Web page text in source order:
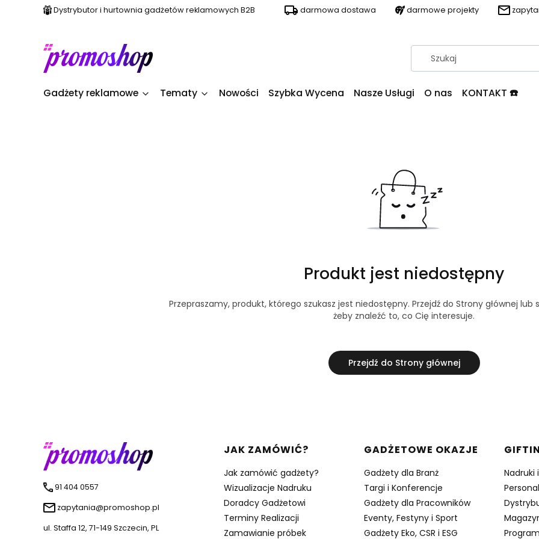
Dystrybutor i hurtownia gadżetów reklamowych B2B darmowa dostawa darmowe projekty
Gadżety reklamowe Tematy Nowości Szybka Wycena Nasze Usługi O nas KONTAKT ☎️
Produkt jest niedostępny
Przepraszamy, produkt, którego szukasz jest niedostępny. Przejdź do Strony głównej lub
żeby znaleźć to, co Cię interesuje.
Przejdź do Strony głównej
91 404 0557
zapytania@promoshop.pl
ul. Staffa 12, 71-149 Szczecin, PL
Linki w stopce
JAK ZAMÓWIĆ?
Jak zamówić gadżety?
Wizualizacje Nadruku
Doradcy Gadżetowi
Terminy Realizacji
Zamawianie próbek
GADŻETOWE OKAZJE
Gadżety dla Branż
Targi i Konferencje
Gadżety dla Pracowników
Eventy, Festyny i Sport
Gadżety Eko, CSR i ESG
Nadruki